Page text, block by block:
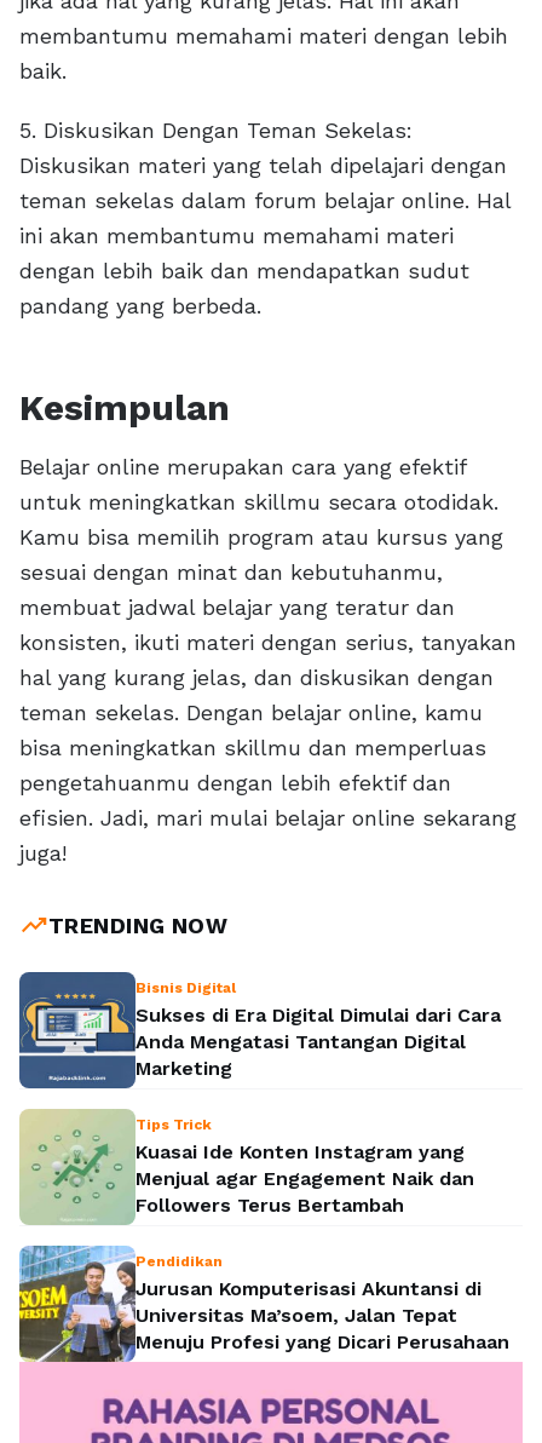
membantumu memahami materi dengan lebih
baik.
5. Diskusikan Dengan Teman Sekelas:
Diskusikan materi yang telah dipelajari dengan
teman sekelas dalam forum belajar online. Hal
ini akan membantumu memahami materi
dengan lebih baik dan mendapatkan sudut
pandang yang berbeda.
Kesimpulan
Belajar online merupakan cara yang efektif
untuk meningkatkan skillmu secara otodidak.
Kamu bisa memilih program atau kursus yang
sesuai dengan minat dan kebutuhanmu,
membuat jadwal belajar yang teratur dan
konsisten, ikuti materi dengan serius, tanyakan
hal yang kurang jelas, dan diskusikan dengan
teman sekelas. Dengan belajar online, kamu
bisa meningkatkan skillmu dan memperluas
pengetahuanmu dengan lebih efektif dan
efisien. Jadi, mari mulai belajar online sekarang
juga!
trending_upTRENDING NOW
Bisnis Digital
Sukses di Era Digital Dimulai dari Cara
Anda Mengatasi Tantangan Digital
Marketing
Tips Trick
Kuasai Ide Konten Instagram yang
Menjual agar Engagement Naik dan
Followers Terus Bertambah
Pendidikan
Jurusan Komputerisasi Akuntansi di
Universitas Ma’soem, Jalan Tepat
Menuju Profesi yang Dicari Perusahaan